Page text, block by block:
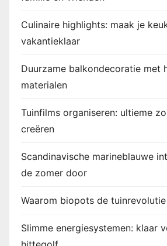
Culinaire highlights: maak je
vakantieklaar
Duurzame balkondecoratie met
materialen
Tuinfilms organiseren: ultieme
creëren
Scandinavische marineblauwe
de zomer door
Waarom biopots de
Slimme energiesystemen: klaar